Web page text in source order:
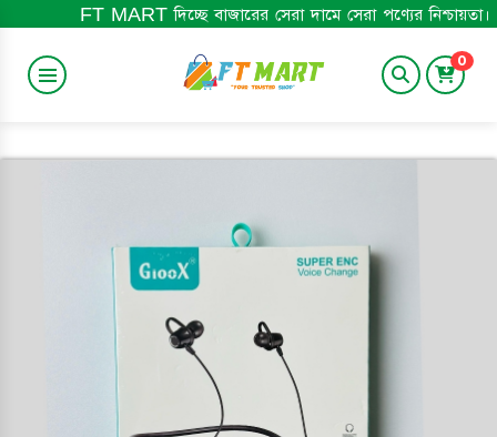
BABY ITEM
HOME&LIFESTYLE
BABY BOOK
MART দিচ্ছে বাজারের সেরা দামে সেরা পণ্যের নিশ্চায়তা। ১০০%
0